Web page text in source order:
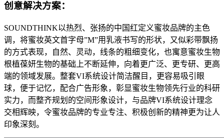
创意解决方案：
SOUNDTHINK以热烈、张扬的中国红定义蜜妆品牌的主色
调，将蜜妆英文首字母”M”用乳液书写的形状，又似彩带飘扬
的方式表现，自然、灵动，线条的粗细变化，也寓意蜜妆生物
根植葆妍生物的基础上不断延伸，向着更广泛、更专研、更高
端的领域发展。整套VI系统设计简洁醒目，更容易吸引眼
球，便于记忆，配合广告形象，彰显蜜妆生物领先行业的科研
实力，而整齐规划的空间形象设计，与品牌VI系统设计理念
交相辉映，令蜜妆品牌的专业专注、积极创新的精神更为让人
印象深刻。